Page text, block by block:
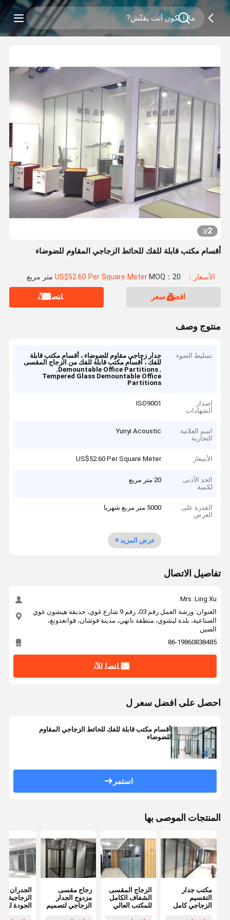
2
/
3
أقسام مكتب قابلة للفك للحائط الزجاجي المقاوم للضوضاء
الأسعار：US$52.60 Per Square Meter MOQ：20 متر مربع
افضل سعر ﺎﺘﺼﻟ ﺍﻶﻧ
منتوج وصف
تسليط الضوء
جدار زجاجي مقاوم للضوضاء ، أقسام مكتب قابلة
للفك ، أقسام مكتب قابلة للفك من الزجاج المقسى
,
Demountable Office Partitions
,
Tempered Glass Demountable Office
Partitions
إصدار
الشهادات
ISO9001
اسم العلامة
التجارية
Yunyi Acoustic
الأسعار US$52.60 Per Square Meter
الحد الأدنى
لكمية
20 متر مربع
القدرة على
العرض
5000 متر مربع شهريا
عرض المزيد
تفاصيل الاتصال
Mrs. Ling Xu
العنوان: ورشة العمل رقم 03، رقم 9 شارع غوي، حديقة هيشون غوي
الصناعية، بلدة ليشوي، منطقة نانهي، مدينة فوشان، قوانغدونغ،
الصين
86-19860838485
ﺎﺘﺼﻟ ﺍﻶﻧ
احصل على افضل سعر ل
أقسام مكتب قابلة للفك للحائط الزجاجي المقاوم
للضوضاء
استمر
المنتجات الموصى بها
مكتب جدار
التقسيم
الزجاجي كامل
الزجاج المقسى
الشفاف الكامل
للمكتب العالي
زجاج مقسى
مزدوج الجدار
الزجاجي لتصميم
الجدران
الزجاجية
الجودة